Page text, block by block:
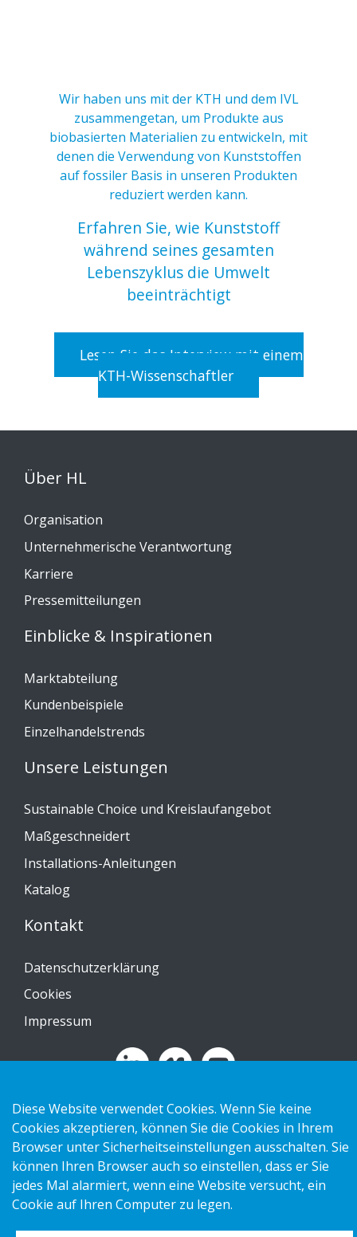
Wir haben uns mit der KTH und dem IVL
zusammengetan, um Produkte aus
biobasierten Materialien zu entwickeln, mit
denen die Verwendung von Kunststoffen
auf fossiler Basis in unseren Produkten
reduziert werden kann.
Erfahren Sie, wie Kunststoff
während seines gesamten
Lebenszyklus die Umwelt
beeinträchtigt
Lesen Sie das Interview mit einem
KTH-Wissenschaftler
Über HL
Organisation
Unternehmerische Verantwortung
Karriere
Pressemitteilungen
Einblicke & Inspirationen
Marktabteilung
Kundenbeispiele
Einzelhandelstrends
Unsere Leistungen
Sustainable Choice und Kreislaufangebot
Maßgeschneidert
Installations-Anleitungen
Katalog
Kontakt
Datenschutzerklärung
Cookies
Impressum
Copyright 2026 HL Display AB. All rights reserved.
Diese Website verwendet Cookies. Wenn Sie keine
Cookies akzeptieren, können Sie die Cookies in Ihrem
Browser unter Sicherheitseinstellungen ausschalten. Sie
können Ihren Browser auch so einstellen, dass er Sie
jedes Mal alarmiert, wenn eine Website versucht, ein
Cookie auf Ihren Computer zu legen.